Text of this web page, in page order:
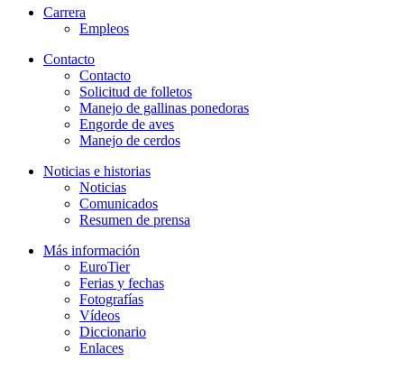
Carrera
Empleos
Contacto
Contacto
Solicitud de folletos
Manejo de gallinas ponedoras
Engorde de aves
Manejo de cerdos
Noticias e historias
Noticias
Comunicados
Resumen de prensa
Más información
EuroTier
Ferias y fechas
Fotografías
Vídeos
Diccionario
Enlaces